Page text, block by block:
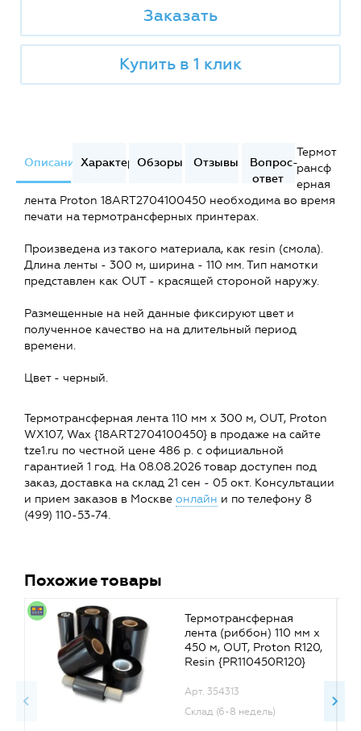
Заказать
Купить в 1 клик
ОписаниеХарактеристики
Обзоры Отзывы
Вопрос-
ответ
Термот
рансф
ерная
лента Proton 18ART2704100450 необходима во время
печати на термотрансферных принтерах.
Произведена из такого материала, как resin (смола).
Длина ленты - 300 м, ширина - 110 мм. Тип намотки
представлен как OUT - красящей стороной наружу.
Размещенные на ней данные фиксируют цвет и
полученное качество на на длительный период
времени.
Цвет - черный.
Термотрансферная лента 110 мм х 300 м, OUT, Proton
WX107, Wax {18ART2704100450} в продаже на сайте
tze1.ru по честной цене 486 р. с официальной
гарантией 1 год. На 08.08.2026 товар доступен под
заказ, доставка на склад 21 сен - 05 окт. Консультации
и прием заказов в Москве онлайн и по телефону 8
(499) 110-53-74.
Похожие товары
Термотрансферная
лента (риббон) 110 мм х
450 м, OUT, Proton R120,
Resin {PR110450R120}
Арт. 354313
Склад (6-8 недель)